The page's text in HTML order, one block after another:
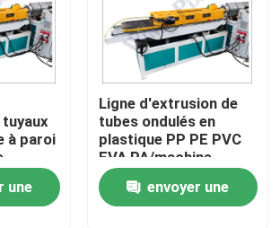
à paroi
une
Ligne d'extrusion de
tubes ondulés en
plastique PP PE PVC
EVA PA/machine
d'extrusion de tubes
ondulés en plastique
envoyer une